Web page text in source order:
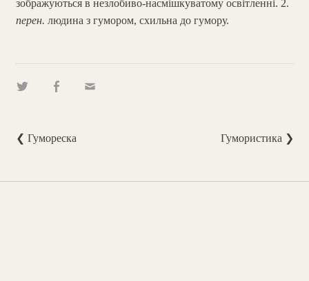
зображуються в незлобиво-насмішкуватому освітленні. 2.
перен. людина з гумором, схильна до гумору.
❮ Гумореска Гумористика ❯